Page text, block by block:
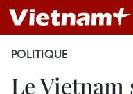
POLITIQUE
Le Vietnam